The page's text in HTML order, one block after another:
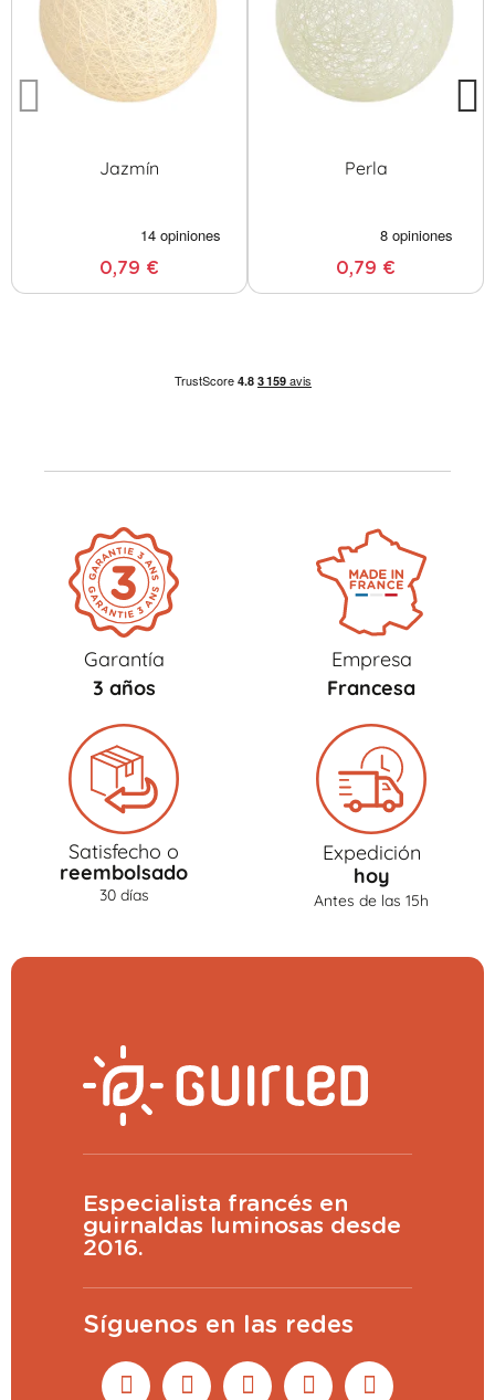
Jazmín
0,79 €
Perla
0,79 €
Garantía
3 años
Empresa
Francesa
Satisfecho o
reembolsado
30 días
Expedición
hoy
Antes de las 15h
Especialista francés en
guirnaldas luminosas desde
2016.
Síguenos en las redes